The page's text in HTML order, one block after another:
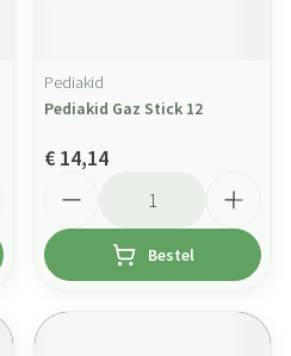
Pediakid
Pediakid Gaz Stick 12
€ 14,14
Bestel